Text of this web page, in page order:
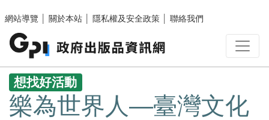
網站導覽
關於本站 隱私權及安全政策 聯絡我們
:::
想找好活動
樂為世界人—臺灣文化